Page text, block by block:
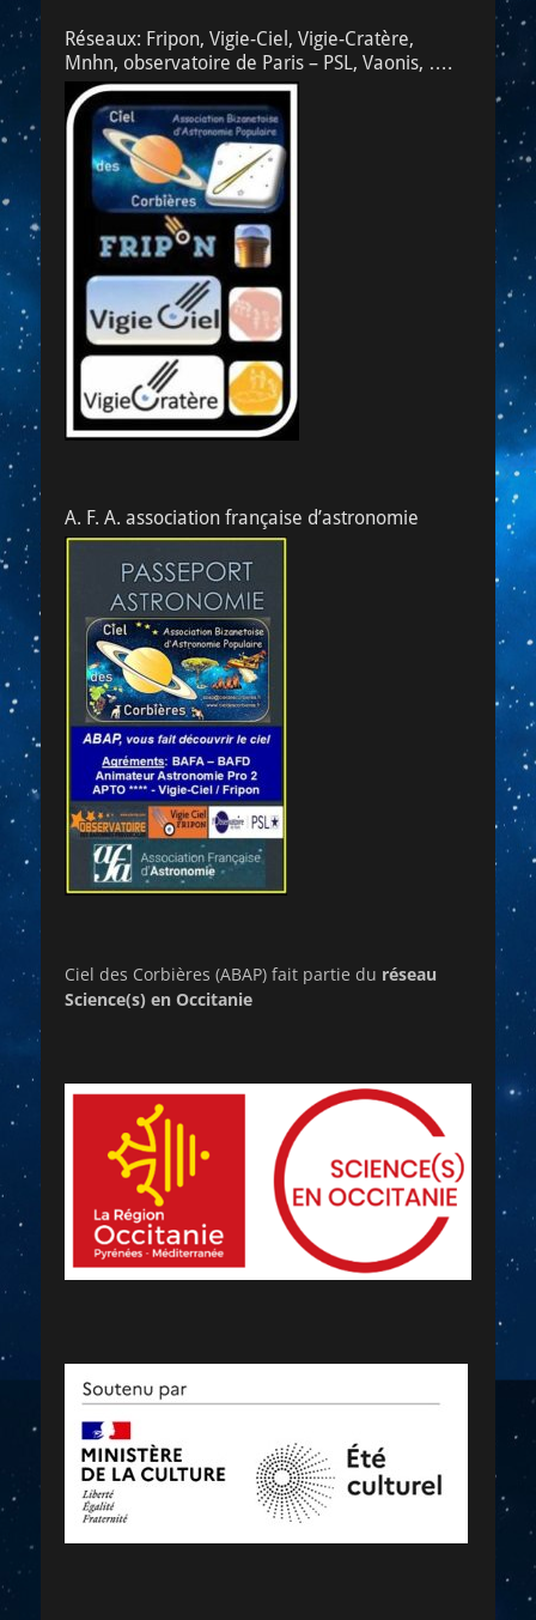
Réseaux: Fripon, Vigie-Ciel, Vigie-Cratère,
Mnhn, observatoire de Paris – PSL, Vaonis, ….
A. F. A. association française d’astronomie
Ciel des Corbières (ABAP) fait partie du réseau
Science(s) en Occitanie